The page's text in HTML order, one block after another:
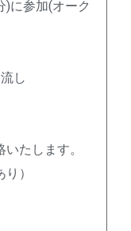
)に参加(オーク
し
たします。
）